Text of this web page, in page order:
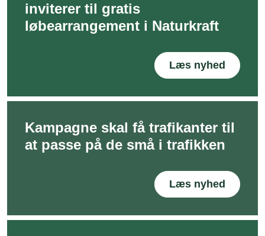
inviterer til gratis
løbearrangement i Naturkraft
Læs nyhed
Kampagne skal få trafikanter til
at passe på de små i trafikken
Læs nyhed